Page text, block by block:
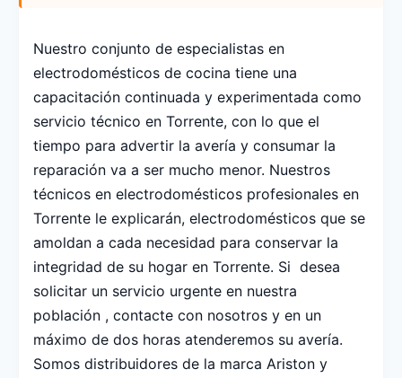
Nuestro conjunto de especialistas en
electrodomésticos de cocina tiene una
capacitación continuada y experimentada como
servicio técnico en Torrente, con lo que el
tiempo para advertir la avería y consumar la
reparación va a ser mucho menor. Nuestros
técnicos en electrodomésticos profesionales en
Torrente le explicarán, electrodomésticos que se
amoldan a cada necesidad para conservar la
integridad de su hogar en Torrente. Si desea
solicitar un servicio urgente en nuestra
población , contacte con nosotros y en un
máximo de dos horas atenderemos su avería.
Somos distribuidores de la marca Ariston y